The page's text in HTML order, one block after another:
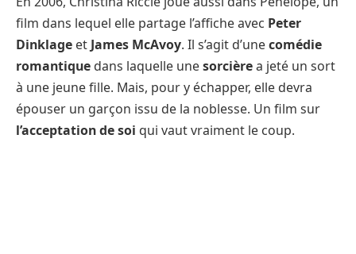
film dans lequel elle partage l’affiche avec Peter
Dinklage et James McAvoy. Il s’agit d’unecomédie
romantique dans laquelle unesorcièrea jeté un sort
à une jeune fille. Mais, pour y échapper, elle devra
épouser un garçon issu de la noblesse. Un film sur
l’acceptation de soi qui vaut vraiment le coup.